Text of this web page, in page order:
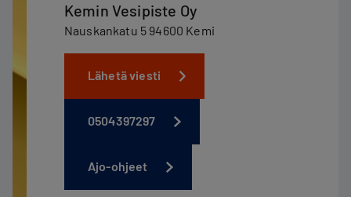
Kemin Vesipiste Oy
Nauskankatu 5 94600 Kemi
Lähetä viesti
0504397297
Ajo-ohjeet